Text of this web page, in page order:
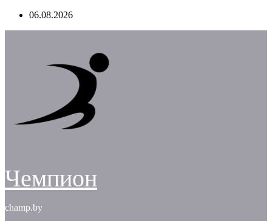
Перейти06.08.2026
Чемпион
champ.by